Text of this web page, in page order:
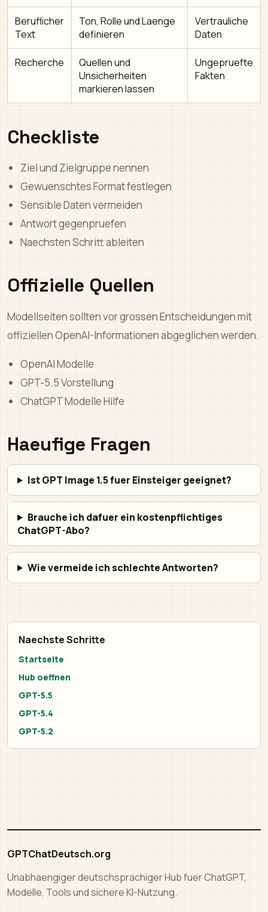
Beruflicher
Text
Ton, Rolle und Laenge
definieren
Vertrauliche
Daten
Recherche
Quellen und
Unsicherheiten
markieren lassen
Ungepruefte
Fakten
Checkliste
Ziel und Zielgruppe nennen
Gewuenschtes Format festlegen
Sensible Daten vermeiden
Antwort gegenpruefen
Naechsten Schritt ableiten
Offizielle Quellen
Modellseiten sollten vor grossen Entscheidungen mit
offiziellen OpenAI-Informationen abgeglichen werden.
OpenAI Modelle
GPT-5.5 Vorstellung
ChatGPT Modelle Hilfe
Haeufige Fragen
Ist GPT Image 1.5 fuer Einsteiger geeignet?
Brauche ich dafuer ein kostenpflichtiges
ChatGPT-Abo?
Wie vermeide ich schlechte Antworten?
Naechste Schritte
Startseite
Hub oeffnen
GPT-5.5
GPT-5.4
GPT-5.2
GPTChatDeutsch.org
Unabhaengiger deutschsprachiger Hub fuer ChatGPT,
Modelle, Tools und sichere KI-Nutzung.